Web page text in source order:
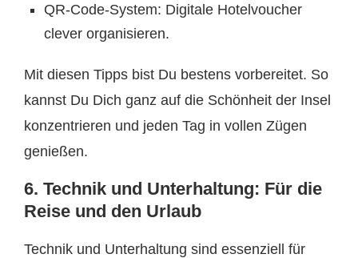
QR-Code-System: Digitale Hotelvoucher
clever organisieren.
Mit diesen Tipps bist Du bestens vorbereitet. So
kannst Du Dich ganz auf die Schönheit der Insel
konzentrieren und jeden Tag in vollen Zügen
genießen.
6. Technik und Unterhaltung: Für die
Reise und den Urlaub
Technik und Unterhaltung sind essenziell für